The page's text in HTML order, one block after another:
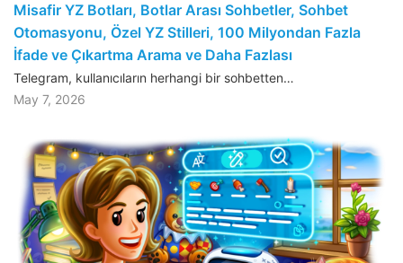
Misafir YZ Botları, Botlar Arası Sohbetler, Sohbet
Otomasyonu, Özel YZ Stilleri, 100 Milyondan Fazla
İfade ve Çıkartma Arama ve Daha Fazlası
Telegram, kullanıcıların herhangi bir sohbetten…
May 7, 2026